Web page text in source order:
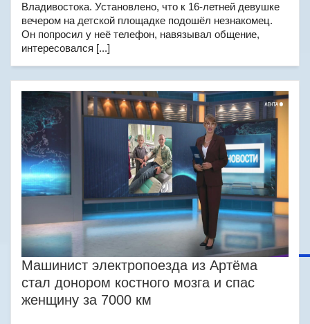
Владивостока. Установлено, что к 16-летней девушке
вечером на детской площадке подошёл незнакомец.
Он попросил у неё телефон, навязывал общение,
интересовался [...]
Машинист электропоезда из Артёма
стал донором костного мозга и спас
женщину за 7000 км